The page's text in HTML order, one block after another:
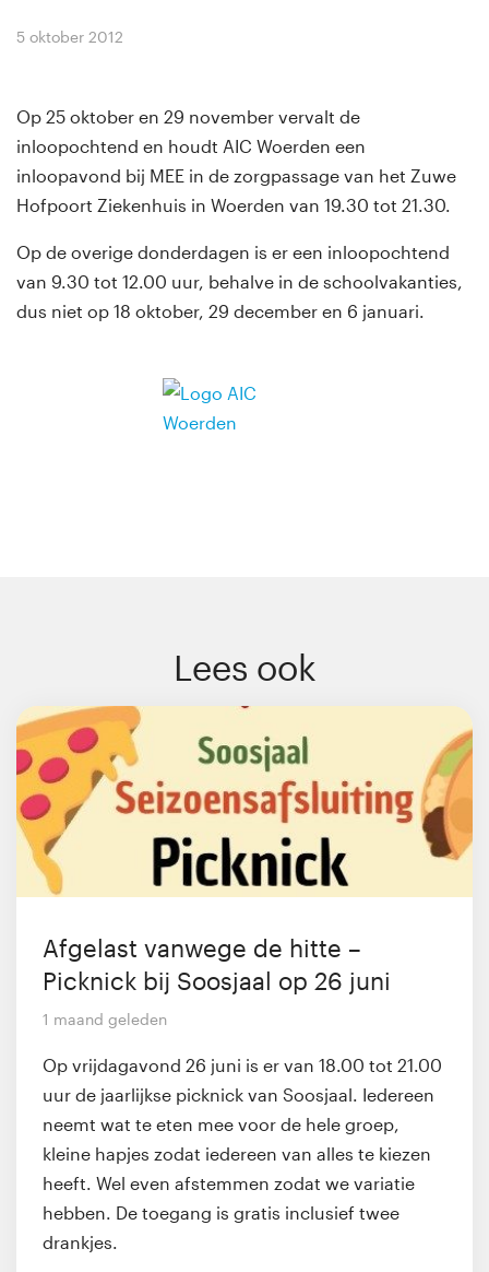
5 oktober 2012
Op 25 oktober en 29 november vervalt de
inloopochtend en houdt AIC Woerden een
inloopavond bij MEE in de zorgpassage van het Zuwe
Hofpoort Ziekenhuis in Woerden van 19.30 tot 21.30.
Op de overige donderdagen is er een inloopochtend
van 9.30 tot 12.00 uur, behalve in de schoolvakanties,
dus niet op 18 oktober, 29 december en 6 januari.
Lees ook
Afgelast vanwege de hitte –
Picknick bij Soosjaal op 26 juni
1 maand geleden
Op vrijdagavond 26 juni is er van 18.00 tot 21.00
uur de jaarlijkse picknick van Soosjaal. Iedereen
neemt wat te eten mee voor de hele groep,
kleine hapjes zodat iedereen van alles te kiezen
heeft. Wel even afstemmen zodat we variatie
hebben. De toegang is gratis inclusief twee
drankjes.